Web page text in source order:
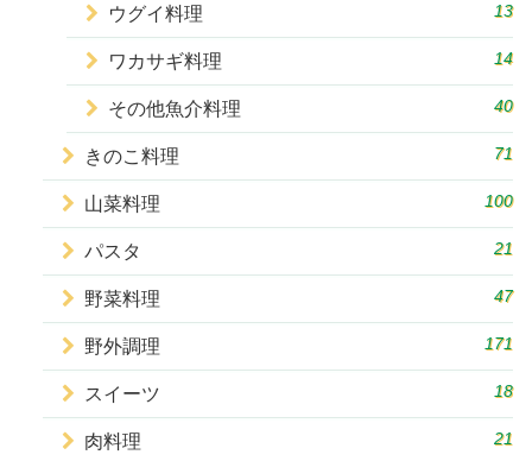
ウグイ料理 13
ワカサギ料理 14
その他魚介料理 40
きのこ料理 71
山菜料理 100
パスタ 21
野菜料理 47
野外調理 171
スイーツ 18
肉料理 21